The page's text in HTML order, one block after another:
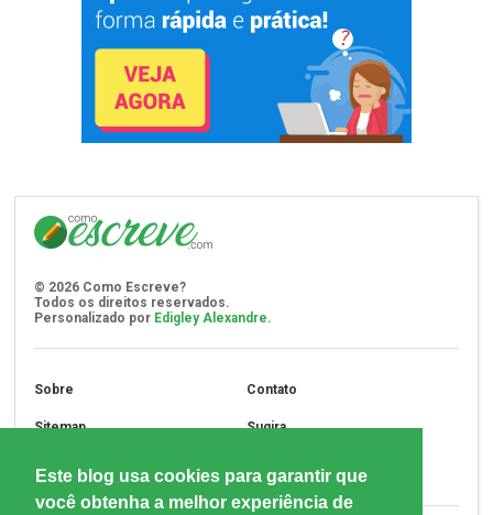
Este blog usa cookies para garantir que
você obtenha a melhor experiência de
© 2026 Como Escreve?
Todos os direitos reservados.
Personalizado por Edigley Alexandre.
Sobre Contato
Sitemap Sugira